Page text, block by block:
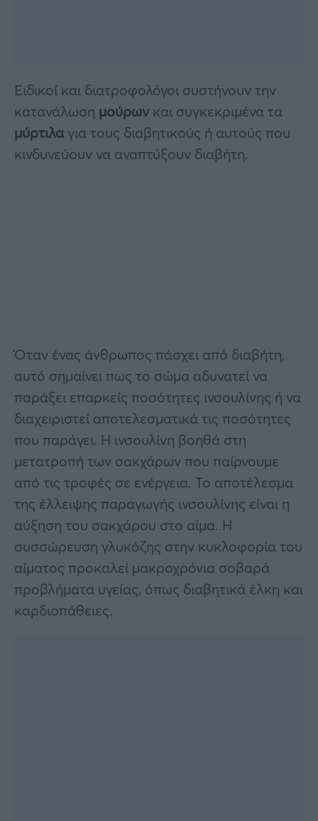
Ειδικοί και διατροφολόγοι συστήνουν την
κατανάλωση μούρωνκαι συγκεκριμένα τα
μύρτιλαγια τους διαβητικούς ή αυτούς που
κινδυνεύουν να αναπτύξουν διαβήτη.
Όταν ένας άνθρωπος πάσχει από διαβήτη,
αυτό σημαίνει πως το σώμα αδυνατεί να
παράξει επαρκείς ποσότητες ινσουλίνης ή να
διαχειριστεί αποτελεσματικά τις ποσότητες
που παράγει. Η ινσουλίνη βοηθά στη
μετατροπή των σακχάρων που παίρνουμε
από τις τροφές σε ενέργεια. Το αποτέλεσμα
της έλλειψης παραγωγής ινσουλίνης είναι η
αύξηση του σακχάρου στο αίμα. Η
συσσώρευση γλυκόζης στην κυκλοφορία του
αίματος προκαλεί μακροχρόνια σοβαρά
προβλήματα υγείας, όπως διαβητικά έλκη και
καρδιοπάθειες.